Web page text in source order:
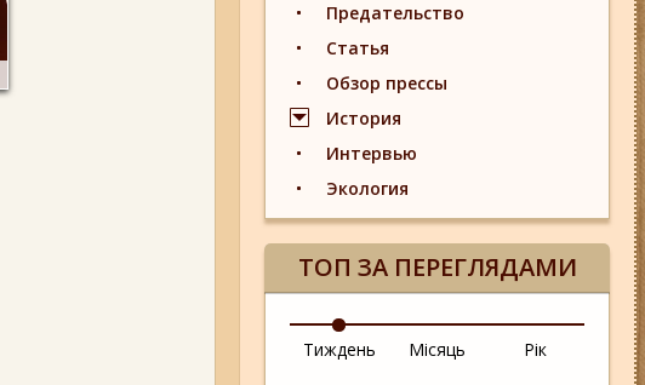
Предательство
Статья
Обзор прессы
История
Интервью
Экология
ТОП ЗА ПЕРЕГЛЯДАМИ
Тиждень Місяць Рік